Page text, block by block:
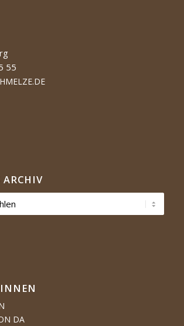
55
ARCHIV
DA